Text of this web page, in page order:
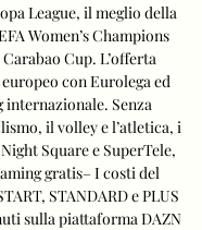
League, il meglio della
Women’s Champions
Cup. L’offerta
con Eurolega ed
internazionale. Senza
il volley e l’atletica, i
Square e SuperTele,
gratis– I costi del
STANDARD e PLUS
sulla piattaforma DAZN